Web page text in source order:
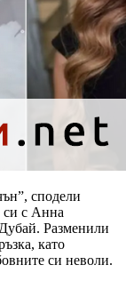
сподели
си с Анна
Разменили
като
си неволи.